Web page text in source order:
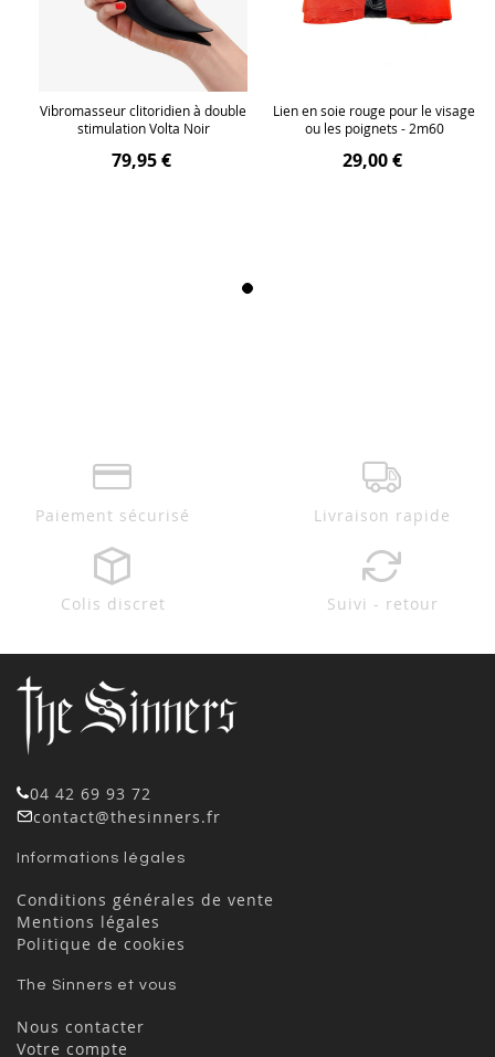
Vibromasseur clitoridien à double
stimulation Volta Noir
79,95 €
Lien en soie rouge pour le visage
ou les poignets - 2m60
29,00 €
Paiement sécurisé Livraison rapide
Colis discret Suivi - retour
04 42 69 93 72
contact@thesinners.fr
Informations légales
Conditions générales de vente
Mentions légales
Politique de cookies
The Sinners et vous
Nous contacter
Votre compte